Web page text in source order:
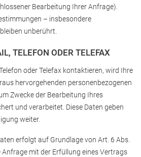
Bearbeitung Ihrer Anfrage).
– insbesondere
unberührt.
TELEFON ODER TELEFAX
oder Telefax kontaktieren, wird Ihre
hervorgehenden personenbezogenen
Zwecke der Bearbeitung Ihres
und verarbeitet. Diese Daten geben
weiter.
erfolgt auf Grundlage von Art. 6 Abs.
Anfrage mit der Erfüllung eines Vertrags